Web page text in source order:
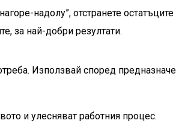
надолу”, отстранете остатъците
за най-добри резултати.
Използвай според
и улесняват работния процес.